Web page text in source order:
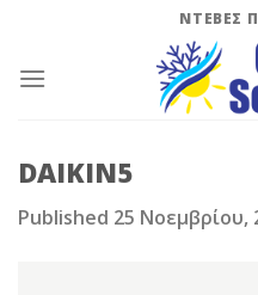
content
ΝΤΕΒΕΣ
DAIKIN5
Published 25 Νοεμβρίου,